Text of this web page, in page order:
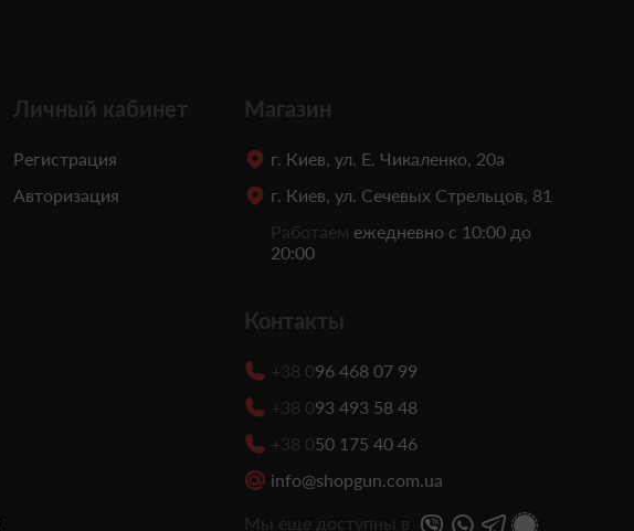
Личный кабинет
Регистрация
Авторизация
Магазин
г. Киев, ул. Е. Чикаленко, 20а
г. Киев, ул. Сечевых Стрельцов, 81
Работаем ежедневно с 10:00 до
20:00
Контакты
+38 096 468 07 99
+38 093 493 58 48
+38 050 175 40 46
info@shopgun.com.ua
Мы еще доступны в